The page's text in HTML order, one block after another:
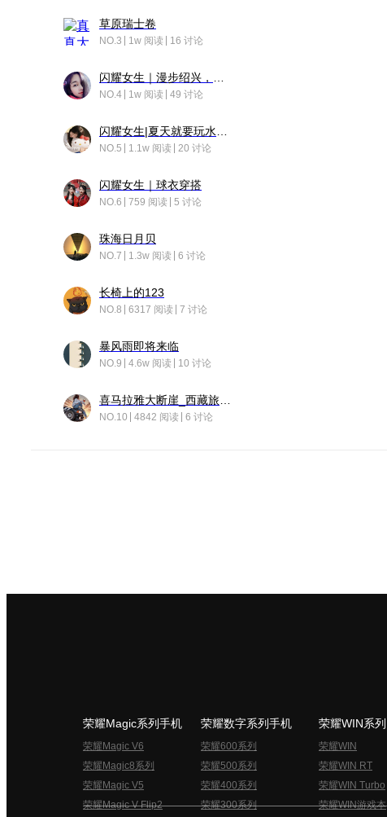
草原瑞士卷
NO.3 1w 阅读 16 讨论
NO.4 1w 阅读 49 讨论
NO.5 1.1w 阅读 20 讨论
闪耀女生｜球衣穿搭
NO.6 759 阅读 5 讨论
珠海日月贝
NO.7 1.3w 阅读 6 讨论
长椅上的123
NO.8 6317 阅读 7 讨论
暴风雨即将来临
NO.9 4.6w 阅读 10 讨论
NO.10 4842 阅读 6 讨论
荣耀Magic系列手机
荣耀Magic V6
荣耀Magic8系列
荣耀Magic V5
荣耀Magic V Flip2
荣耀数字系列手机
荣耀600系列
荣耀500系列
荣耀400系列
荣耀300系列
荣耀WIN系列
荣耀WIN
荣耀WIN RT
荣耀WIN Turbo
荣耀WIN游戏本